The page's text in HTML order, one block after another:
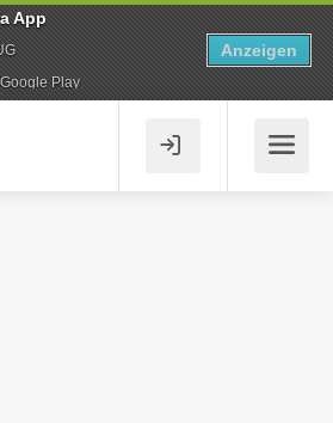
App
Play
Anzeigen